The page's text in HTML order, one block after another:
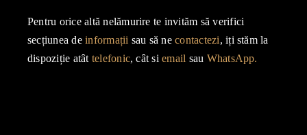
Pentru orice altă nelămurire te invităm să verifici
secțiunea deinformații sau să necontactezi, iți stăm la
dispoziție atât telefonic, cât siemail sau WhatsApp.